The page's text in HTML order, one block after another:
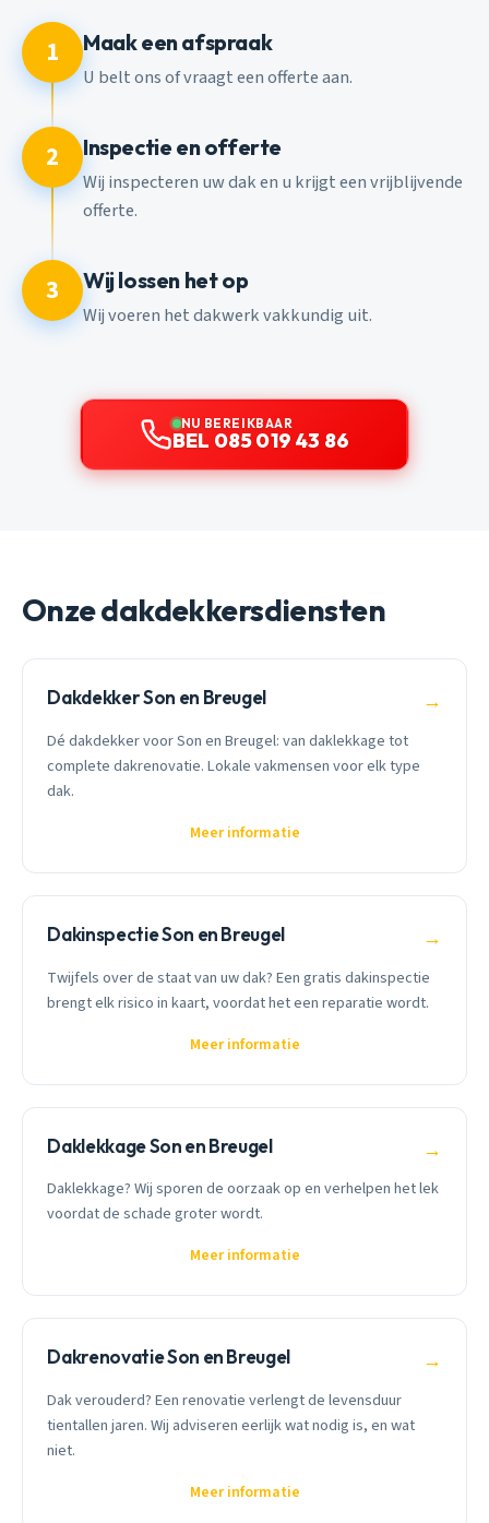
1 Maak een afspraak
U belt ons of vraagt een offerte aan.
2 Inspectie en offerte
Wij inspecteren uw dak en u krijgt een vrijblijvende
offerte.
3 Wij lossen het op
Wij voeren het dakwerk vakkundig uit.
NU BEREIKBAAR
BEL 085 019 43 86
Onze dakdekkersdiensten
Dakdekker Son en Breugel →
Dé dakdekker voor Son en Breugel: van daklekkage tot
complete dakrenovatie. Lokale vakmensen voor elk type
dak.
Meer informatie
Dakinspectie Son en Breugel →
Twijfels over de staat van uw dak? Een gratis dakinspectie
brengt elk risico in kaart, voordat het een reparatie wordt.
Meer informatie
Daklekkage Son en Breugel →
Daklekkage? Wij sporen de oorzaak op en verhelpen het lek
voordat de schade groter wordt.
Meer informatie
Dakrenovatie Son en Breugel →
Dak verouderd? Een renovatie verlengt de levensduur
tientallen jaren. Wij adviseren eerlijk wat nodig is, en wat
niet.
Meer informatie